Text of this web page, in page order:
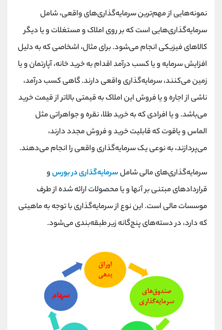
نمونه‌هایی از مهم‌ترین سرمایه‌گذاری‌های واقعی، شامل
سرمایه‌گذاری‌هایی است که بر روی املاک و مستغلات و یا دیگر
کالاهای فیزیکی انجام می‌شود. برای مثال، اشخاصی که به دلیل
افزایش سرمایه و یا کسب درآمد اقدام به خرید خانه، آپارتمان و یا
زمین می‌کنند، سرمایه‌گذاری واقعی دارند. گاهی کسب درآمد،
ناشی از اجاره و یا فروش این املاک به قیمتی بالاتر از قیمت خرید
می‌باشد. و یا افرادی که به خرید طلا، نقره و جواهراتی مثل
الماس و یاقوت که قابلیت خرید و فروش مجدد دارند،
می‌پردازند، به نوعی یک سرمایه‌گذاری واقعی را انجام می‌دهند.
سرمایه‌گذاری‌های مالی شاملسرمایه‌گذاری در بورسو
قراردادهای مبتنی بر آنها و یا محصولات ارائه شده از طرف
موسسات مالی است. این نوع از سرمایه‌گذاری با توجه به ماهیتی
که دارد، در دسته‌های پنج‌گانه زیر طبقه‌بندی می‌شود.